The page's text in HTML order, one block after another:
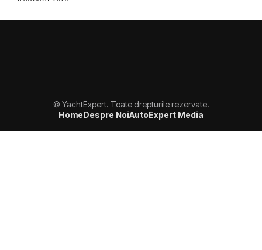
© YachtExpert. Toate drepturile rezervate.
HomeDespre NoiAutoExpert Media